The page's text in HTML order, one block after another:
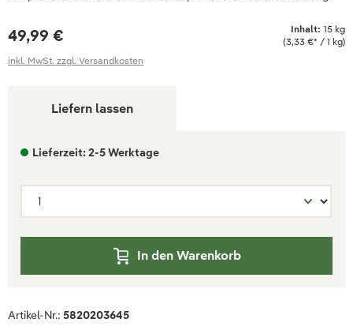
49,99 € Inhalt: 15 kg
(3,33 €* / 1 kg)
inkl. MwSt. zzgl. Versandkosten
Liefern lassen
Lieferzeit: 2-5 Werktage
In den Warenkorb
Artikel-Nr.: 5820203645